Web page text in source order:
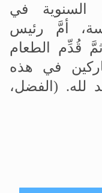
السنوية في
أمَّ رئيس
قُدِّم الطعام
في هذه
لله. (الفضل،